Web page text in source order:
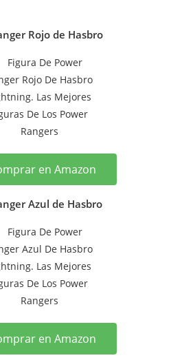
Rojo de Hasbro
en Amazon
Azul de Hasbro
en Amazon